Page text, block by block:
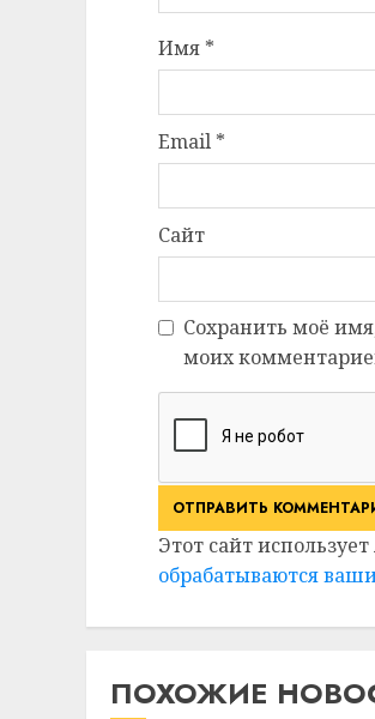
Имя *
Email *
Сайт
Сохранить моё
моих
Этот сайт
обрабатываются
ПОХОЖИЕ